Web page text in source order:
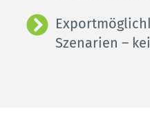
Szenarien –